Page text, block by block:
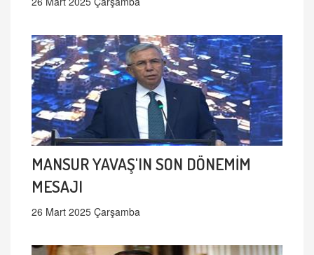
MANSUR YAVAŞ'IN SON DÖNEMİM
MESAJI
26 Mart 2025 Çarşamba